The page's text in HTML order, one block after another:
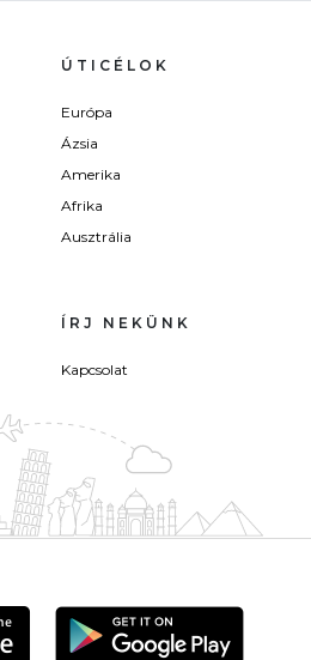
ÚTICÉLOK
Európa
Ázsia
Amerika
Afrika
Ausztrália
ÍRJ NEKÜNK
Kapcsolat